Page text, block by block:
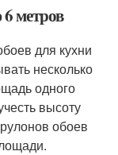
метров
для кухни
несколько
одного
высоту
обоев